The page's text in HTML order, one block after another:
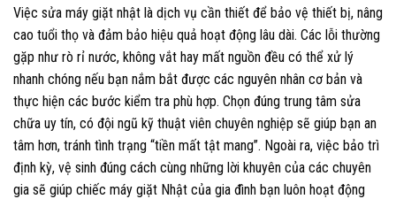
Việc sửa máy giặt nhật là dịch vụ cần thiết để bảo vệ thiết bị, nâng
cao tuổi thọ và đảm bảo hiệu quả hoạt động lâu dài. Các lỗi thường
gặp như rò rỉ nước, không vắt hay mất nguồn đều có thể xử lý
nhanh chóng nếu bạn nắm bắt được các nguyên nhân cơ bản và
thực hiện các bước kiểm tra phù hợp. Chọn đúng trung tâm sửa
chữa uy tín, có đội ngũ kỹ thuật viên chuyên nghiệp sẽ giúp bạn an
tâm hơn, tránh tình trạng “tiền mất tật mang”. Ngoài ra, việc bảo trì
định kỳ, vệ sinh đúng cách cùng những lời khuyên của các chuyên
gia sẽ giúp chiếc máy giặt Nhật của gia đình bạn luôn hoạt động